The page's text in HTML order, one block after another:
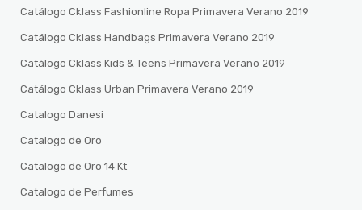
Catálogo Cklass Fashionline Ropa Primavera Verano 2019
Catálogo Cklass Handbags Primavera Verano 2019
Catálogo Cklass Kids & Teens Primavera Verano 2019
Catálogo Cklass Urban Primavera Verano 2019
Catalogo Danesi
Catalogo de Oro
Catalogo de Oro 14 Kt
Catalogo de Perfumes